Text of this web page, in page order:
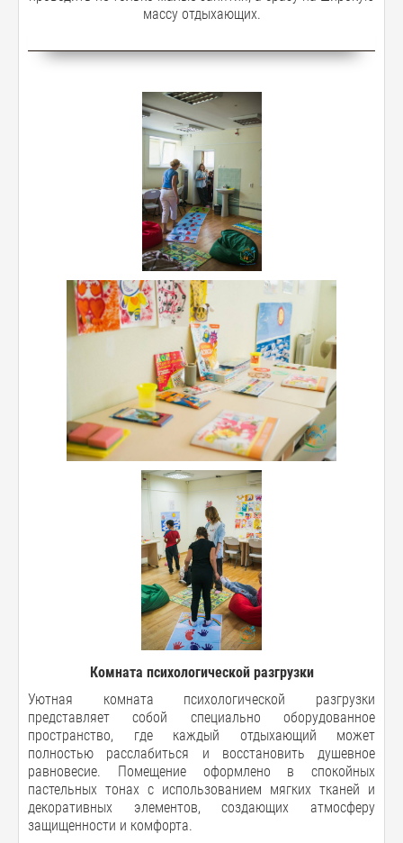
массу отдыхающих.
Комната психологической разгрузки
Уютная комната психологической разгрузки
представляет собой специально оборудованное
пространство, где каждый отдыхающий может
полностью расслабиться и восстановить душевное
равновесие. Помещение оформлено в спокойных
пастельных тонах с использованием мягких тканей и
декоративных элементов, создающих атмосферу
защищенности и комфорта.